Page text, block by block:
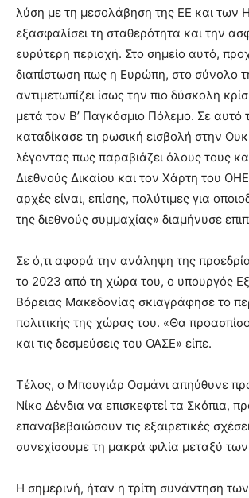
λύση με τη μεσολάβηση της ΕΕ και των
εξασφαλίσει τη σταθερότητα και την
ευρύτερη περιοχή. Στο σημείο αυτό,
διαπίστωση πως η Ευρώπη, στο σύνολο
αντιμετωπίζει ίσως την πιο δύσκολη
μετά τον Β’ Παγκόσμιο Πόλεμο. Σε αυτό
καταδίκασε τη ρωσική εισβολή στην
λέγοντας πως παραβιάζει όλους τους
Διεθνούς Δικαίου και τον Χάρτη του
αρχές είναι, επίσης, πολύτιμες για
της διεθνούς συμμαχίας» διαμήνυσε
Σε ό,τι αφορά την ανάληψη της
το 2023 από τη χώρα του, ο υπουργός
Βόρειας Μακεδονίας σκιαγράφησε το
πολιτικής της χώρας του. «Θα
και τις δεσμεύσεις του ΟΑΣΕ» είπε.
Τέλος, ο Μπουγιάρ Οσμάνι απηύθυνε
Νίκο Δένδια να επισκεφτεί τα Σκόπια,
επαναβεβαιώσουν τις εξαιρετικές
συνεχίσουμε τη μακρά φιλία μεταξύ
Η σημερινή, ήταν η τρίτη συνάντηση